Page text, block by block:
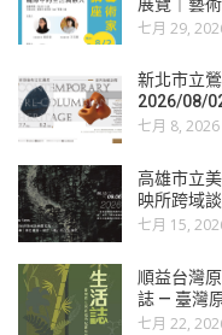
七月 29,
新北市立
2026/08/
七月 8, 2026
高雄市立
映所跨域
七月 15,
順益台灣
誌 — 臺灣
七月 22,